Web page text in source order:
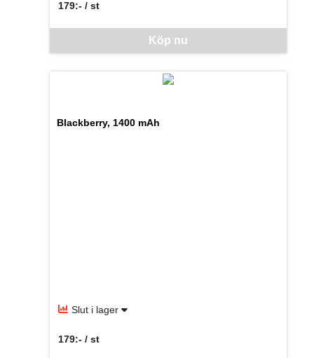
Denna vara går inte att beställa via webben just nu,
Köp nu
179:- / st
SEK per ST
Blackberry, 1400 mAh
Slut i lager
179:- / st
SEK per ST